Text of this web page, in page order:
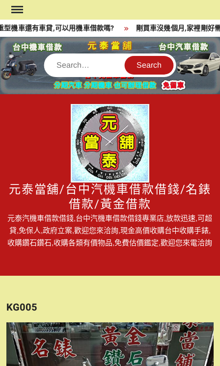
Skip
to
content
機車還有車貸,可以用機車借款嗎? 剛買車沒幾個月,家裡剛好
Search
元泰當舖/台中汽機車借款借錢/名錶
借款/黃金借款
元泰汽機車借款借錢,台中汽機車借款借錢專業店,放款迅速,可超
貸,免保人,政府立案,歡迎您來洽詢,現金高價收購台中收購手錶,
收購鑽石鑽石,收購各類有價物品,免費估價鑑定,歡迎您來電洽詢
KG005